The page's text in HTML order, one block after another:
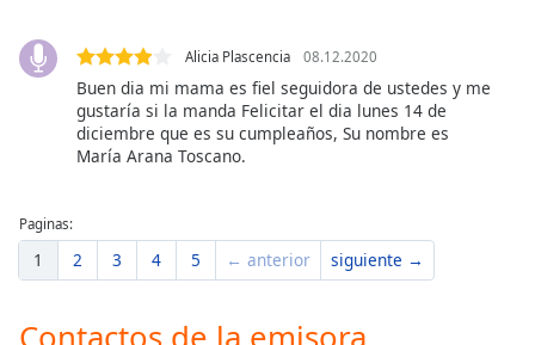
window.
Text
Color
Alicia Plascencia 08.12.2020
Buen dia mi mama es fiel seguidora de ustedes y me
gustaría si la manda Felicitar el dia lunes 14 de
diciembre que es su cumpleaños, Su nombre es
María Arana Toscano.
Paginas:
1 2 3 4 5 ← anterior siguiente →
Contactos de la emisora